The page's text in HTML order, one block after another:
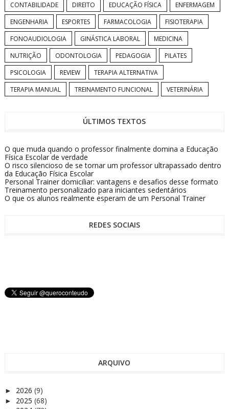
CONTABILIDADE
DIREITO EDUCAÇÃO FÍSICA
ENFERMAGEM
ENGENHARIA
ESPORTES FARMACOLOGIA
FISIOTERAPIA
FONOAUDIOLOGIA
GINÁSTICA LABORAL
MEDICINA
NUTRIÇÃO
ODONTOLOGIA PEDAGOGIA
PILATES
PSICOLOGIA
REVIEW
TERAPIA ALTERNATIVA
TERAPIA MANUAL
TREINAMENTO FUNCIONAL VETERINÁRIA
ÚLTIMOS TEXTOS
O que muda quando o professor finalmente domina a Educação
Física Escolar de verdade
O risco silencioso de se tornar um professor ultrapassado dentro
da Educação Física Escolar
Personal Trainer domiciliar: vantagens e desafios desse formato
Treinamento personalizado para iniciantes sedentários
O que os alunos realmente esperam de um Personal Trainer
REDES SOCIAIS
ARQUIVO
► 2026 (9)
► 2025 (68)